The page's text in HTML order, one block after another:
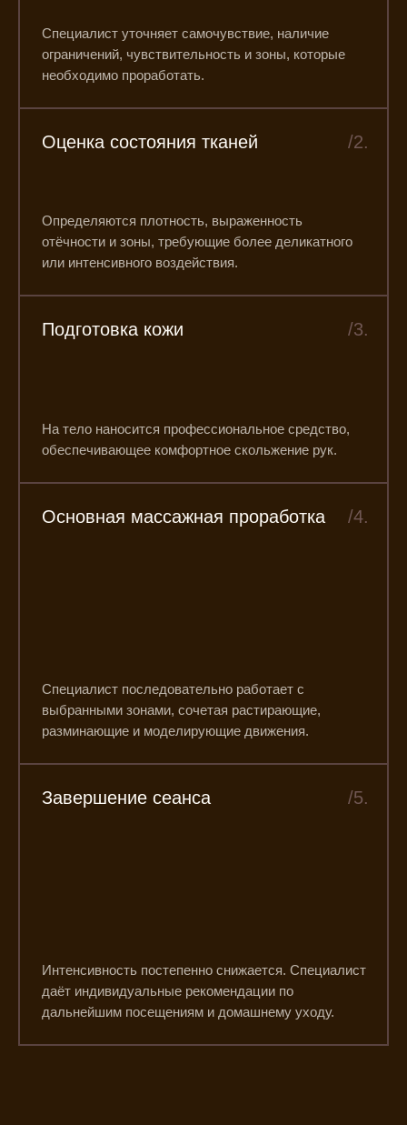
Специалист уточняет самочувствие, наличие
ограничений, чувствительность и зоны, которые
необходимо проработать.
Оценка состояния тканей /2.
Определяются плотность, выраженность
отёчности и зоны, требующие более деликатного
или интенсивного воздействия.
Подготовка кожи /3.
На тело наносится профессиональное средство,
обеспечивающее комфортное скольжение рук.
Основная массажная проработка /4.
Специалист последовательно работает с
выбранными зонами, сочетая растирающие,
разминающие и моделирующие движения.
Завершение сеанса /5.
Интенсивность постепенно снижается. Специалист
даёт индивидуальные рекомендации по
дальнейшим посещениям и домашнему уходу.